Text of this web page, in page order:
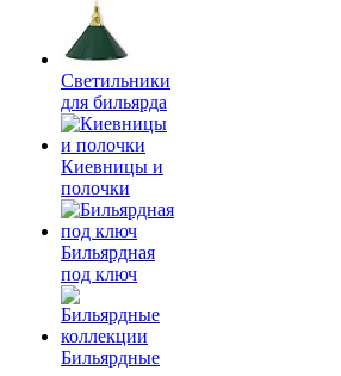
Светильники
для бильярда
Киевницы и
полочки
Бильярдная
под ключ
Бильярдные